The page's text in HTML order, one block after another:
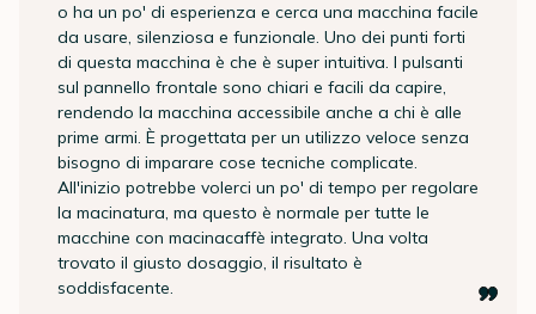
o ha un po' di esperienza e cerca una macchina facile
da usare, silenziosa e funzionale. Uno dei punti forti
di questa macchina è che è super intuitiva. I pulsanti
sul pannello frontale sono chiari e facili da capire,
rendendo la macchina accessibile anche a chi è alle
prime armi. È progettata per un utilizzo veloce senza
bisogno di imparare cose tecniche complicate.
All'inizio potrebbe volerci un po' di tempo per regolare
la macinatura, ma questo è normale per tutte le
macchine con macinacaffè integrato. Una volta
trovato il giusto dosaggio, il risultato è
soddisfacente.